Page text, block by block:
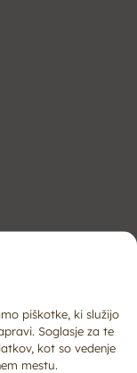
piškotke, ki služijo
Soglasje za te
kot so vedenje
mestu.